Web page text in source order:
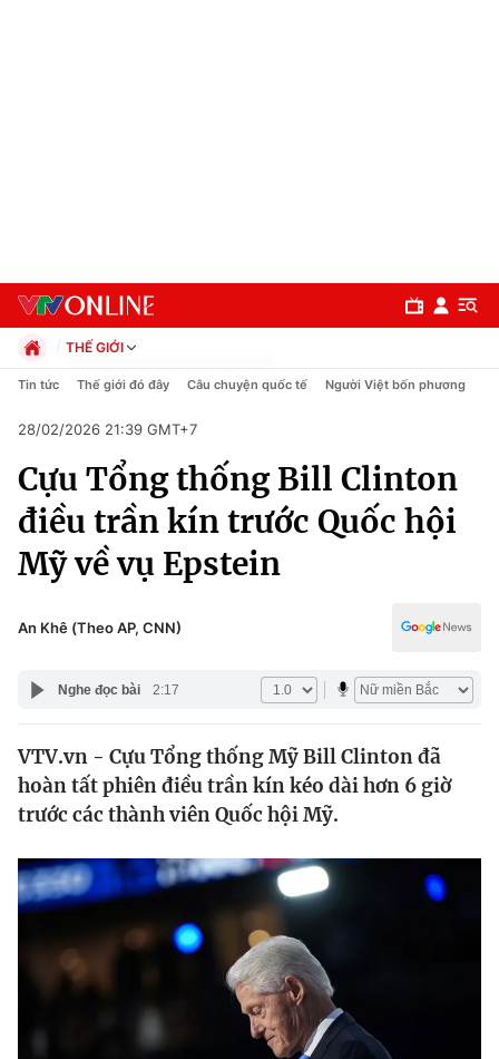
Chuyên mục
Chính trị
Xã hội
Pháp luật
Y tế
Thế giới
Tin tức
Thế giới đó đây
Câu chuyện quốc tế
Kinh tế
Tài chính
Thị trường
Góc doanh nghiệp
Dữ liệu và đời sống
Truyền hình
THẾ GIỚI
Chính trị
Pháp luật
Kinh tế
Thể thao
Truyền hình
Văn hóa - Giải trí
Công nghệ
Tin tức Thế giới đó đây Câu chuyện quốc tế Người Việt bốn phương
28/02/2026 21:39 GMT+7
Cựu Tổng thống Bill Clinton
điều trần kín trước Quốc hội
Mỹ về vụ Epstein
An Khê (Theo AP, CNN)
Nghe đọc bài 2:17
VTV.vn - Cựu Tổng thống Mỹ Bill Clinton đã
hoàn tất phiên điều trần kín kéo dài hơn 6 giờ
trước các thành viên Quốc hội Mỹ.